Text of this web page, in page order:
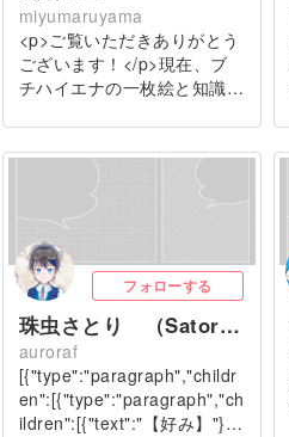
miyumaruyama
<p>ご覧いただきありがとう
ございます！</p>現在、ブ
チハイエナの一枚絵と知識…
フォローする
珠虫さとり （Satori Tamamushi）
auroraf
[{"type":"paragraph","childr
en":[{"type":"paragraph","ch
ildren":[{"text":"【好み】"}…